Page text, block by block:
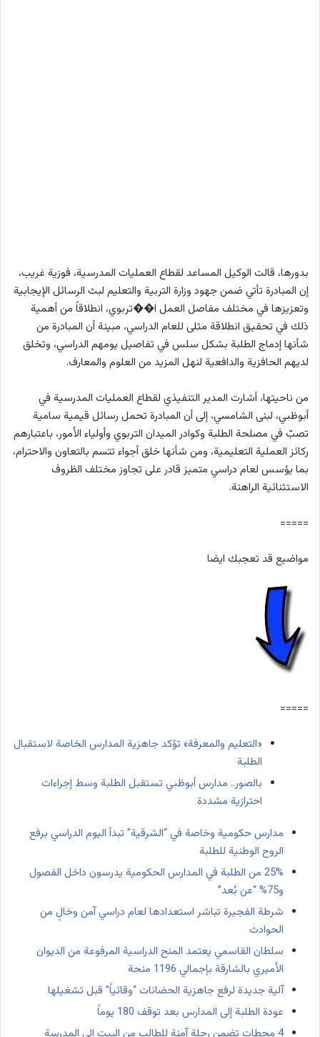
بدورها، قالت الوكيل المساعد لقطاع العمليات المدرسية، فوزية غريب،
إن المبادرة تأتي ضمن جهود وزارة التربية والتعليم لبث الرسائل الإيجابية
وتعزيزها في مختلف مفاصل العمل ا��تربوي، انطلاقاً من أهمية
ذلك في تحقيق انطلاقة مثلى للعام الدراسي، مبينة أن المبادرة من
شأنها إدماج الطلبة بشكل سلس في تفاصيل يومهم الدراسي، وتخلق
لديهم الحافزية والدافعية لنهل المزيد من العلوم والمعارف.
من ناحيتها، أشارت المدير التنفيذي لقطاع العمليات المدرسية في
أبوظبي، لبنى الشامسي، إلى أن المبادرة تحمل رسائل قيمية سامية
تصبّ في مصلحة الطلبة وكوادر الميدان التربوي وأولياء الأمور، باعتبارهم
ركائز العملية التعليمية، ومن شأنها خلق أجواء تتسم بالتعاون والاحترام،
بما يؤسس لعام دراسي متميز قادر على تجاوز مختلف الظروف
الاستثنائية الراهنة.
=====
مواضيع قد تعجبك ايضا
=====
«التعليم والمعرفة» تؤكد جاهزية المدارس الخاصة لاستقبال
الطلبة
بالصور.. مدارس أبوظبي تستقبل الطلبة وسط إجراءات
احترازية مشددة
مدارس حكومية وخاصة في “الشرقية” تبدأ اليوم الدراسي برفع
الروح الوطنية للطلبة
25% من الطلبة في المدارس الحكومية يدرسون داخل الفصول
و75% “عن بُعد”
شرطة الفجيرة تباشر استعدادها لعام دراسي آمن وخالٍ من
الحوادث
سلطان القاسمي يعتمد المنح الدراسية المرفوعة من الديوان
الأميري بالشارقة بإجمالي 1196 منحة
آلية جديدة لرفع جاهزية الحضانات “وقائياً” قبل تشغيلها
عودة الطلبة إلى المدارس بعد توقف 180 يوماً